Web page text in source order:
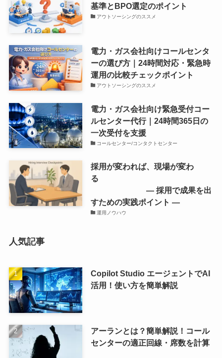
基準とBPO選定のポイント
アウトソーシングのススメ
電力・ガス会社向けコールセンタ
ーの選び方｜24時間対応・緊急時
運用の比較チェックポイント
アウトソーシングのススメ
電力・ガス会社向け緊急受付コー
ルセンター代行｜24時間365日の
一次受付を支援
コールセンター/コンタクトセンター
採用が変われば、現場が変わ
る
― 採用で成果を出
すための実践ポイント ―
運用ノウハウ
人気記事
Copilot Studio エージェントでAI
活用！使い方を簡単解説
アーランとは？簡単解説！コール
センターの適正回線・席数を計算